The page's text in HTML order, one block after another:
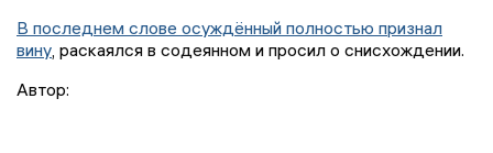
В последнем слове осуждённый полностью признал
вину , раскаялся в содеянном и просил о снисхождении.
Автор: